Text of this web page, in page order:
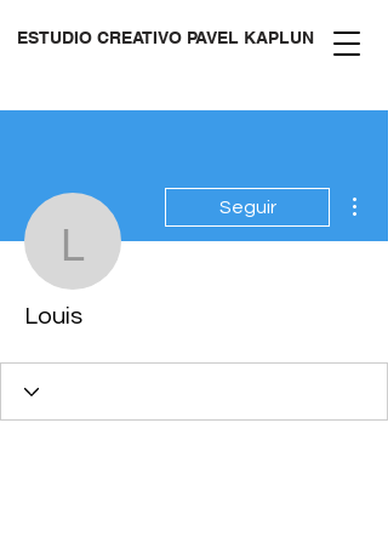
ESTUDIO CREATIVO PAVEL KAPLUN
Louis
Seguir
Louis